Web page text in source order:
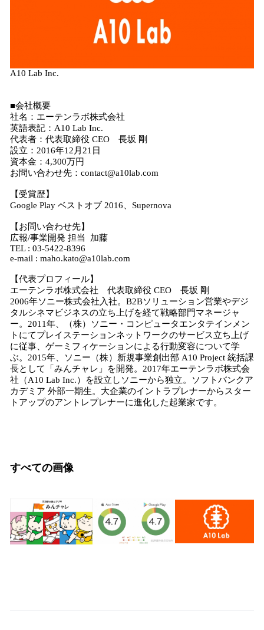
A10 Lab Inc.
■会社概要
社名：エーテンラボ株式会社
英語表記：A10 Lab Inc.
代表者：代表取締役 CEO 長坂 剛
設立：2016年12月21日
資本金：4,300万円
お問い合わせ先：contact@a10lab.com
【受賞歴】
Google Play ベストオブ 2016、Supernova
【お問い合わせ先】
広報/事業開発 担当 加藤
TEL : 03-5422-8396
e-mail : maho.kato@a10lab.com
【代表プロフィール】
エーテンラボ株式会社 代表取締役 CEO 長坂 剛
2006年ソニー株式会社入社。B2Bソリューション営業やデジ
タルシネマビジネスの立ち上げを経て戦略部門マネージャ
ー。2011年、（株）ソニー・コンピュータエンタテインメン
トにてプレイステーションネットワークのサービス立ち上げ
に従事、ゲーミフィケーションによる行動変容について学
ぶ。2015年、ソニー（株）新規事業創出部 A10 Project 統括課
長として「みんチャレ」を開発。2017年エーテンラボ株式会
社（A10 Lab Inc.）を設立しソニーから独立。ソフトバンクア
カデミア 外部一期生。大企業のイントラプレナーからスター
トアップのアントレプレナーに進化した起業家です。
すべての画像